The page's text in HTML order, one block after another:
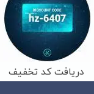
دریافت کد تخفیف